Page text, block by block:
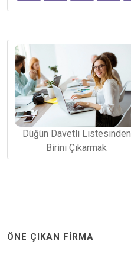
Düğün Davetli Listesinden
Birini Çıkarmak
ÖNE ÇIKAN FIRMA